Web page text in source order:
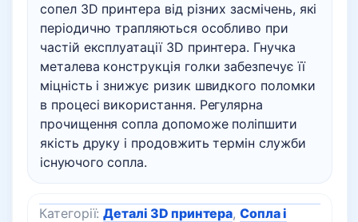
сопел 3D принтера від різних засмічень, які
періодично трапляються особливо при
частій експлуатації 3D принтера. Гнучка
металева конструкція голки забезпечує її
міцність і знижує ризик швидкого поломки
в процесі використання. Регулярна
прочищення сопла допоможе поліпшити
якість друку і продовжить термін служби
існуючого сопла.
чищення
сопла
3D
принтера
кількість
Категорії:Деталі 3D принтера,Сопла і